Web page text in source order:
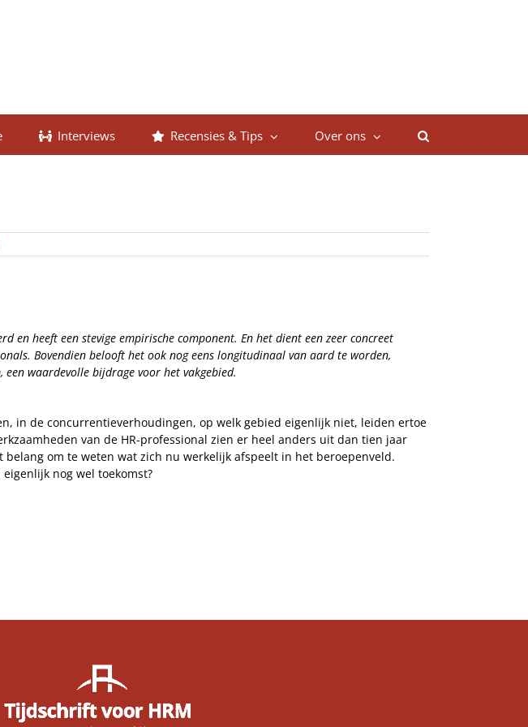
Interviews Recensies & Tips Over ons
heeft een stevige empirische component. En het dient een zeer concreet
Bovendien belooft het ook nog eens longitudinaal van aard te worden,
waardevolle bijdrage voor het vakgebied.
in de concurrentieverhoudingen, op welk gebied eigenlijk niet, leiden ertoe
van de HR-professional zien er heel anders uit dan tien jaar
belang om te weten wat zich nu werkelijk afspeelt in het beroepenveld.
nog wel toekomst?